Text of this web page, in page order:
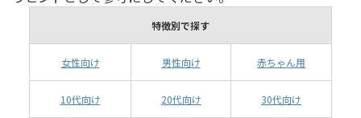
特徴別で探す
女性向け 男性向け 赤ちゃん用
10代向け 20代向け 30代向け